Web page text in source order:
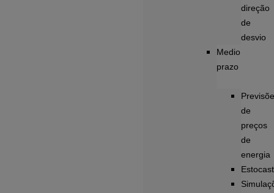
direção
de
desvio
Medio
prazo
de
preços
de
energia